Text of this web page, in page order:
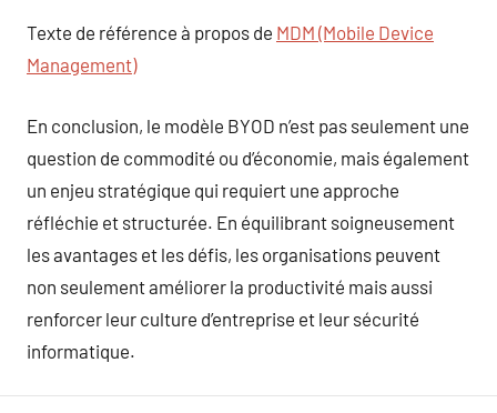
Texte de référence à propos de MDM (Mobile Device
Management)
En conclusion, le modèle BYOD n’est pas seulement une
question de commodité ou d’économie, mais également
un enjeu stratégique qui requiert une approche
réfléchie et structurée. En équilibrant soigneusement
les avantages et les défis, les organisations peuvent
non seulement améliorer la productivité mais aussi
renforcer leur culture d’entreprise et leur sécurité
informatique.